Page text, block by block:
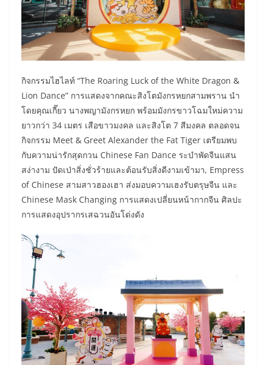
กิจกรรมไฮไลท์ “The Roaring Luck of the White Dragon &
Lion Dance” การแสดงจากคณะสิงโตมังกรหยกสามพราน นำ
โดยคุณเกี๊ยว นางพญามังกรหยก พร้อมมังกรขาวโฉมใหม่ความ
ยาวกว่า 34 เมตร เสือขาวมงคล และสิงโต 7 สีมงคล ตลอดจน
กิจกรรม Meet & Greet Alexander the Fat Tiger เตรียมพบ
กับความน่ารักสุดกวน Chinese Fan Dance ระบำพัดจีนแสน
สง่างาม ปัดเป่าสิ่งชั่วร้ายและต้อนรับสิ่งดีงามเข้ามา, Empress
of Chinese สามสาวฮองเฮา ส่งมอบความเฮงรับตรุษจีน และ
Chinese Mask Changing การแสดงเปลี่ยนหน้ากากจีน ศิลปะ
การแสดงอุปรากรเสฉวนอันโด่งดัง